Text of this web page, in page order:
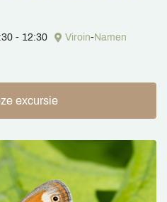
- 12:30 Viroin-Namen
excursie